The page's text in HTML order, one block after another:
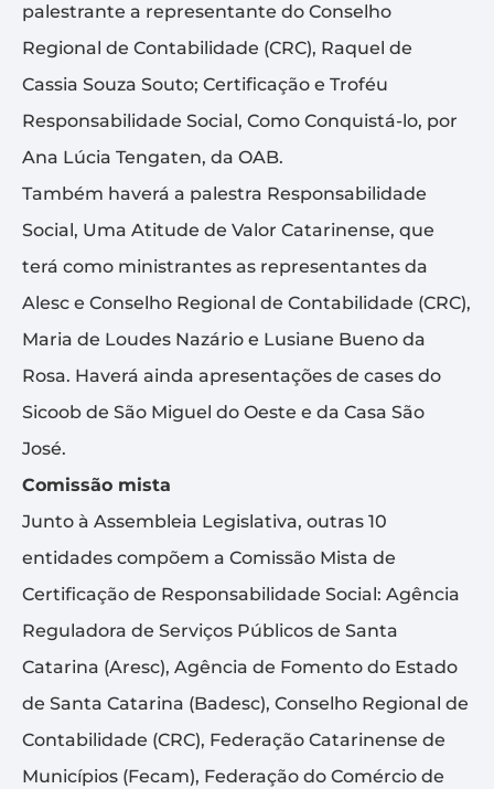
palestrante a representante do Conselho
Regional de Contabilidade (CRC), Raquel de
Cassia Souza Souto; Certificação e Troféu
Responsabilidade Social, Como Conquistá-lo, por
Ana Lúcia Tengaten, da OAB.
Também haverá a palestra Responsabilidade
Social, Uma Atitude de Valor Catarinense, que
terá como ministrantes as representantes da
Alesc e Conselho Regional de Contabilidade (CRC),
Maria de Loudes Nazário e Lusiane Bueno da
Rosa. Haverá ainda apresentações de cases do
Sicoob de São Miguel do Oeste e da Casa São
José.
Comissão mista
Junto à Assembleia Legislativa, outras 10
entidades compõem a Comissão Mista de
Certificação de Responsabilidade Social: Agência
Reguladora de Serviços Públicos de Santa
Catarina (Aresc), Agência de Fomento do Estado
de Santa Catarina (Badesc), Conselho Regional de
Contabilidade (CRC), Federação Catarinense de
Municípios (Fecam), Federação do Comércio de